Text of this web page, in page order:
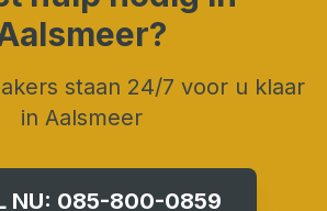
?
staan 24/7 voor u klaar
in Aalsmeer
NU: 085-800-0859